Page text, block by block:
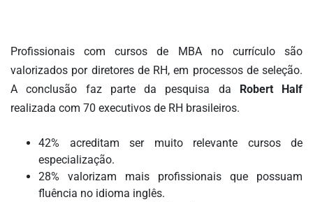
DE
TRABALHO
WEBINAR
MIGALHAS
QUEM
SOMOS
Profissionais com cursos de MBA no currículo são
valorizados por diretores de RH, em processos de seleção.
A conclusão faz parte da pesquisa da Robert Half
realizada com 70 executivos de RH brasileiros.
42% acreditam ser muito relevante cursos de
especialização.
28% valorizam mais profissionais que possuam
fluência no idioma inglês.